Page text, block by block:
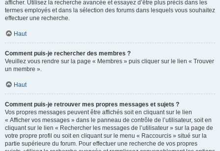
afficher. Utilisez la recherche avancée et essayez d’être plus précis dans les
termes employés et dans la sélection des forums dans lesquels vous souhaitez
effectuer une recherche.
Haut
Comment puis-je rechercher des membres ?
Veuillez vous rendre sur la page « Membres » puis cliquer sur le lien « Trouver
un membre ».
Haut
Comment puis-je retrouver mes propres messages et sujets ?
Vos propres messages peuvent être affichés soit en cliquant sur le lien
« Afficher vos messages » dans le panneau de contrôle de l’utilisateur, soit en
cliquant sur le lien « Rechercher les messages de l’utilisateur » sur la page de
votre propre profil ou soit en cliquant sur le menu « Raccourcis » situé sur la
partie supérieure du forum. Pour effectuer une recherche de vos propres